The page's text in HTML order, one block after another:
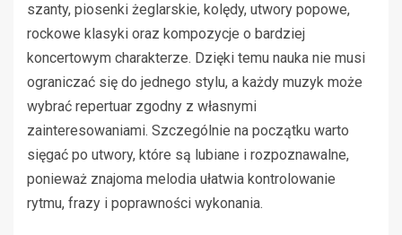
szanty, piosenki żeglarskie, kolędy, utwory popowe,
rockowe klasyki oraz kompozycje o bardziej
koncertowym charakterze. Dzięki temu nauka nie musi
ograniczać się do jednego stylu, a każdy muzyk może
wybrać repertuar zgodny z własnymi
zainteresowaniami. Szczególnie na początku warto
sięgać po utwory, które są lubiane i rozpoznawalne,
ponieważ znajoma melodia ułatwia kontrolowanie
rytmu, frazy i poprawności wykonania.